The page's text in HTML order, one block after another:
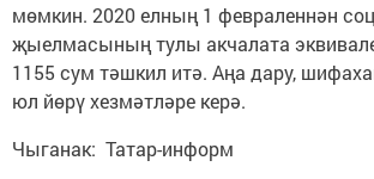
мөмкин. 2020 елның 1 февраленнән
җыелмасының тулы акчалата
1155 сум тәшкил итә. Аңа дару,
юл йөрү хезмәтләре керә.
Чыганак: Татар-информ